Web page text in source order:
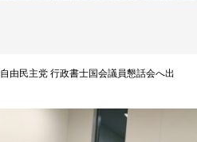
自由民主党 行政書士国会議員懇話会へ出